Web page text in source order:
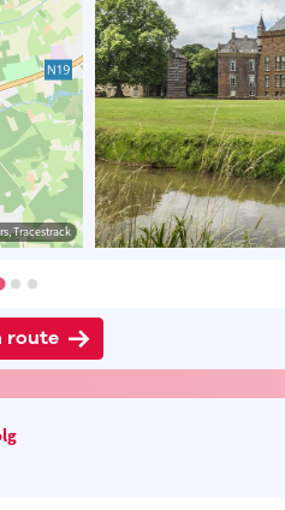
Tracestrack
route